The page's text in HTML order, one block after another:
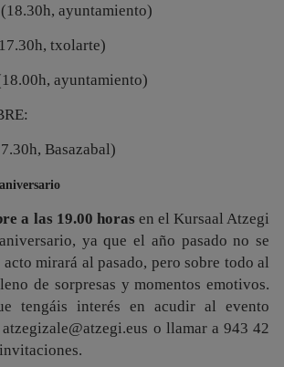
ayuntamiento)
txolarte)
ayuntamiento)
Basazabal)
a las 19.00 horas en el Kursaal Atzegi
ya que el año pasado no se
mirará al pasado, pero sobre todo al
de sorpresas y momentos emotivos.
tengáis interés en acudir al evento
o llamar a 943 42